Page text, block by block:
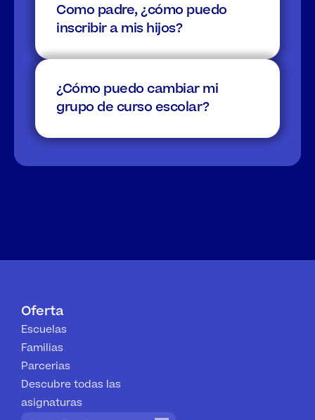
Como padre, ¿cómo puedo
inscribir a mis hijos?
¿Cómo puedo cambiar mi
grupo de curso escolar?
Oferta
Escuelas
Familias
Parcerias
Descubre todas las
asignaturas